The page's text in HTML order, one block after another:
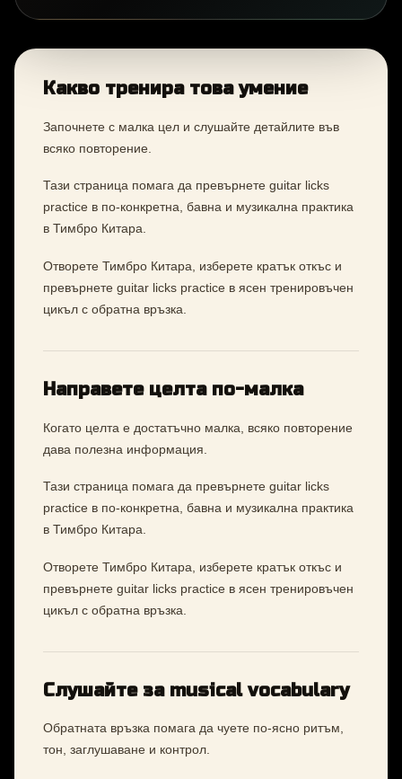
Какво тренира това умение
Започнете с малка цел и слушайте детайлите във
всяко повторение.
Тази страница помага да превърнете guitar licks
practice в по-конкретна, бавна и музикална практика
в Тимбро Китара.
Отворете Тимбро Китара, изберете кратък откъс и
превърнете guitar licks practice в ясен тренировъчен
цикъл с обратна връзка.
Направете целта по-малка
Когато целта е достатъчно малка, всяко повторение
дава полезна информация.
Тази страница помага да превърнете guitar licks
practice в по-конкретна, бавна и музикална практика
в Тимбро Китара.
Отворете Тимбро Китара, изберете кратък откъс и
превърнете guitar licks practice в ясен тренировъчен
цикъл с обратна връзка.
Слушайте за musical vocabulary
Обратната връзка помага да чуете по-ясно ритъм,
тон, заглушаване и контрол.